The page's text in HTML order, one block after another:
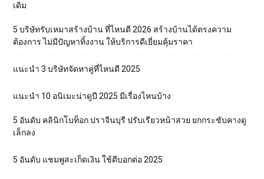
เดิม
5 บริษัทรับเหมาสร้างบ้าน ที่ไหนดี 2026 สร้างบ้านได้ตรงความ
ต้องการ ไม่มีปัญหาทิ้งงาน ให้บริการดีเยี่ยมคุ้มราคา
แนะนำ 3 บริษัทจัดหาคู่ที่ไหนดี 2025
แนะนำ 10 อนิเมะน่าดูปี 2025 มีเรื่องไหนบ้าง
5 อันดับ คลินิกโบท็อก ปราจีนบุรี ปรับเรียวหน้าสวย ยกกระชับคางดู
เล็กลง
5 อันดับ แชมพูสะเก็ดเงิน ใช้ดีบอกต่อ 2025